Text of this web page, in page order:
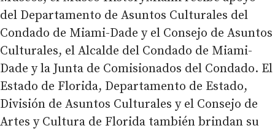
del Departamento de Asuntos Culturales del
Condado de Miami-Dade y el Consejo de Asuntos
Culturales, el Alcalde del Condado de Miami-
Dade y la Junta de Comisionados del Condado. El
Estado de Florida, Departamento de Estado,
División de Asuntos Culturales y el Consejo de
Artes y Cultura de Florida también brindan su